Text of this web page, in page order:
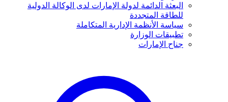
البعثة الدائمة لدولة الإمارات لدى الوكالة الدولية
للطاقة المتجددة
سياسة الأنظمة الإدارية المتكاملة
تطبيقات الوزارة
جناح الإمارات